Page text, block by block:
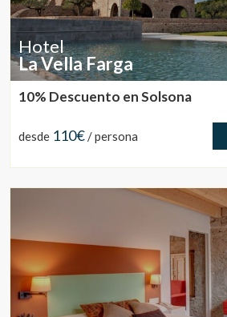
Hotel
La Vella Farga
10% Descuento en Solsona
desde 110€/ persona